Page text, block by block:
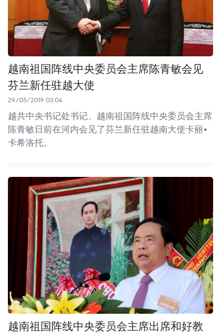
越南祖国阵线中央委员会主席陈青敏会见
芬兰新任驻越大使
29/05/2019 03:04
越共中央书记处书记、越南祖国阵线中央委员会主席
陈青敏日前在河内会见了芬兰新任驻越南大使卡丽•
卡希洛托。
越南祖国阵线中央委员会主席出席和好教